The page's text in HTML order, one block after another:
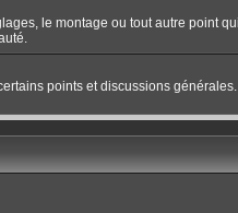
le montage ou tout autre point
points et discussions générales.